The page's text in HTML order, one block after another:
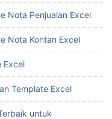
Nota Penjualan Excel
Nota Kontan Excel
Excel
Template Excel
untuk